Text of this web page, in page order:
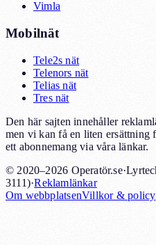
Vimla
Mobilnät
Tele2s nät
Telenors nät
Telias nät
Tres nät
Den här sajten innehåller
men vi kan få en liten ersättning
ett abonnemang via våra länkar.
© 2020–2026 Operatör.se·
3111)·Reklamlänkar
Om webbplatsenVillkor & policy